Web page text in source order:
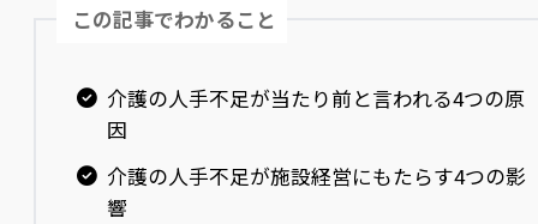
この記事でわかること
介護の人手不足が当たり前と言われる4つの原
因
介護の人手不足が施設経営にもたらす4つの影
響